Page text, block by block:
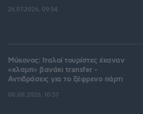
26.07.2026, 09:54
Μύκονος: Ιταλοί τουρίστες έκαναν
«κλαμπ» βανάκι transfer -
Αντιδράσεις για το ξέφρενο πάρτι
08.08.2026, 10:57